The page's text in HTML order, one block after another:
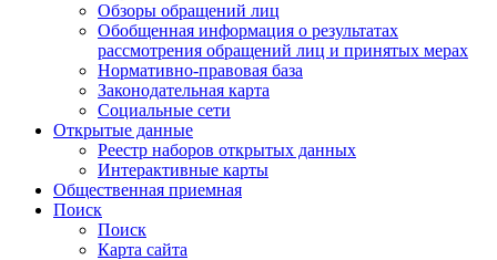
Обзоры обращений лиц
Обобщенная информация о результатах
рассмотрения обращений лиц и принятых мерах
Нормативно-правовая база
Законодательная карта
Социальные сети
Открытые данные
Реестр наборов открытых данных
Интерактивные карты
Общественная приемная
Поиск
Поиск
Карта сайта